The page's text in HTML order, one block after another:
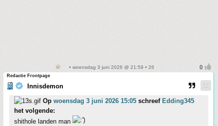
• woensdag 3 juni 2026 @ 21:59 • 26
Redactie Frontpage
Innisdemon
Op woensdag 3 juni 2026 15:05 schreef Edding345
het volgende:
shithole landen man